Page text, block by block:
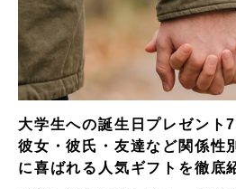
大学生への誕生日プレゼント
彼女・彼氏・友達など関係性
に喜ばれる人気ギフトを徹底